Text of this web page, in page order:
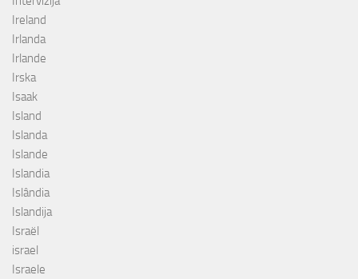
Ireland
Irlanda
Irlande
Irska
Isaak
Island
Islanda
Islande
Islandia
Islândia
Islandija
Israël
israel
Israele